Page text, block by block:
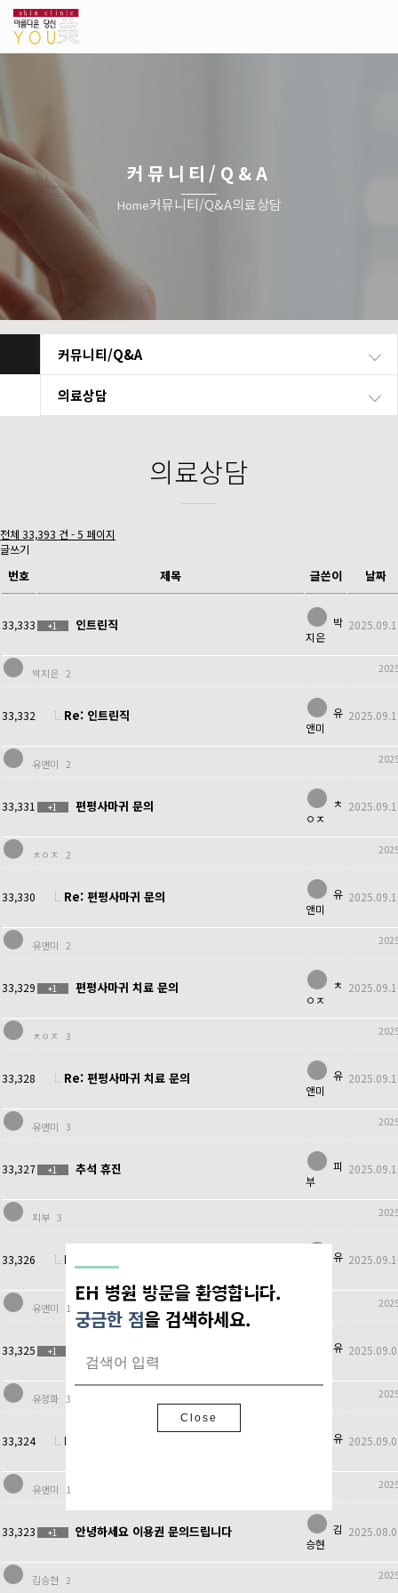
EH 병원 을
방문해 주셔서 감사합니다.
EH 병원 방문을 환영합니다.
궁금한 점을 검색하세요.
Close
커뮤니티/Q&A
Home커뮤니티/Q&A의료상담
커뮤니티/Q&A
의료상담
의료상담
전체 33,393 건 - 5 페이지
글쓰기
번호 제목 글쓴이 날짜
33,333 +1 인트린직
박
지은
박지은 2
33,332 Re: 인트린직
유
앤미
유앤미 2
33,331 +1 편평사마귀 문의
ㅊ
ㅇㅈ
ㅊㅇㅈ 2
33,330 Re: 편평사마귀 문의
유
앤미
유앤미 2
33,329 +1 편평사마귀 치료 문의
ㅊ
ㅇㅈ
ㅊㅇㅈ 3
33,328 Re: 편평사마귀 치료 문의
유
앤미
유앤미 3
33,327 +1 추석 휴진
피
부
피부 3
33,326 Re: 추석 휴진
유
유앤미 1
33,325 +1
유
유정화 3
33,324 Re: 필러
유
유앤미 1
33,323 +1 안녕하세요 이용권 문의드립니다
김
승현
김승현 2